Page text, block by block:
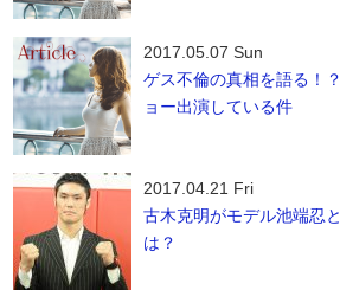
2017.05.07 Sun
ゲス不倫の真相を語る！
ョー出演している件
2017.04.21 Fri
古木克明がモデル池端忍
は？